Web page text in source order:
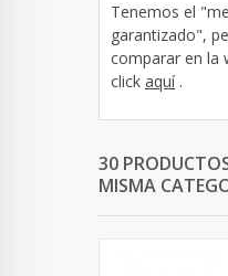
Tenemos el
garantizado",
comparar en la
click aquí .
30
MISMA